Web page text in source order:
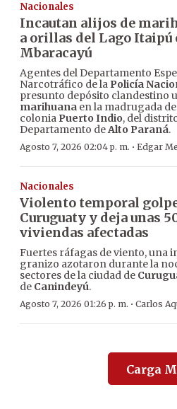
Nacionales
Incautan alijos de
a orillas del Lago Itaipú
Mbaracayú
Agentes del Departamento
Narcotráfico de la Policía
presunto depósito clandestino
marihuana en la madrugada
colonia Puerto Indio, del
Departamento deAlto Paraná.
Agosto 7, 2026 02:04 p. m. · Edgar
Nacionales
Violento temporal
Curuguaty y deja unas
viviendas afectadas
Fuertes ráfagas de viento, una
granizo azotaron durante la
sectores de la ciudad de
de Canindeyú.
Agosto 7, 2026 01:26 p. m. · Carlos
Carga